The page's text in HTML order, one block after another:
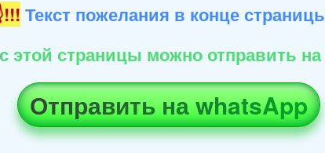
Текст пожелания в конце
этой страницы можно отправить на
Отправить на whatsApp